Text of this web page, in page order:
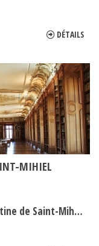
DÉTAILS
MIHIEL
de Saint-Mihiel